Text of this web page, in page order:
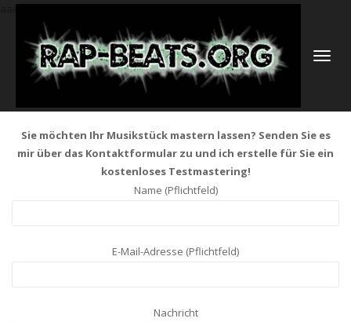
aaa
Sie möchten Ihr Musikstück mastern lassen? Senden Sie es
mir über das Kontaktformular zu und ich erstelle für Sie ein
kostenloses Testmastering!
Name (Pflichtfeld)
E-Mail-Adresse (Pflichtfeld)
Nachricht